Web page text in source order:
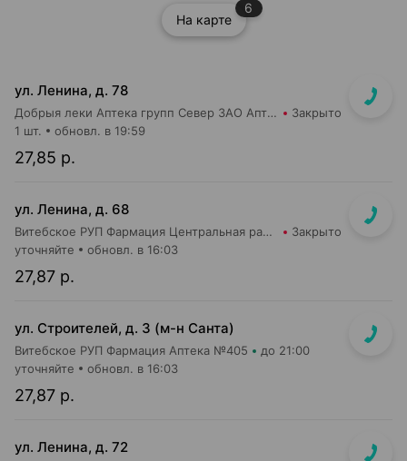
На карте
6
ул. Ленина, д. 78
Добрыя леки Аптека групп Север ЗАО Аптека №31 Закрыто
27,85 р.
1 шт. обновл. в 19:59
ул. Ленина, д. 68
Витебское РУП Фармация Центральная районная аптека №16 Закрыто
27,87 р.
уточняйте обновл. в 16:03
ул. Строителей, д. 3 (м-н Санта)
Витебское РУП Фармация Аптека №405 до 21:00
27,87 р.
уточняйте обновл. в 16:03
ул. Ленина, д. 72